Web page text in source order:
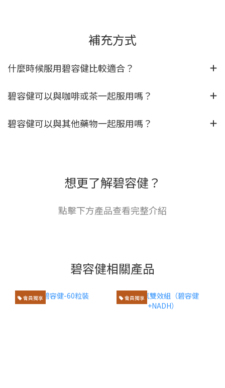
補充方式
什麼時候服用碧容健比較適合？
碧容健可以與咖啡或茶一起服用嗎？
碧容健可以與其他藥物一起服用嗎？
想更了解碧容健？
點擊下方產品查看完整介紹
碧容健相關產品
會員獨享 會員獨享